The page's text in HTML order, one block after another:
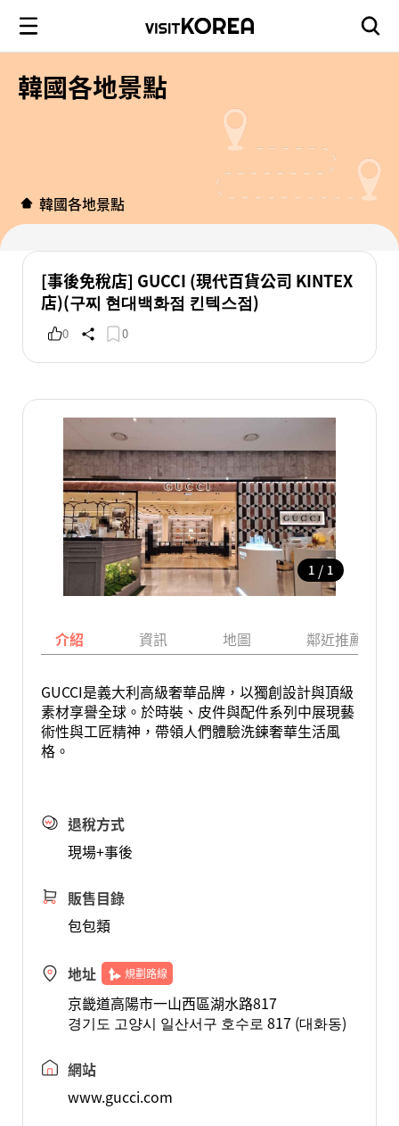
韓國各地景點
韓國各地景點
[事後免稅店] GUCCI (現代百貨公司 KINTEX
店)(구찌 현대백화점 킨텍스점)
0 0
1 / 1
介紹 資訊 地圖 鄰近推薦景點
GUCCI是義大利高級奢華品牌，以獨創設計與頂級
素材享譽全球。於時裝、皮件與配件系列中展現藝
術性與工匠精神，帶領人們體驗洗鍊奢華生活風
格。
退稅方式
現場+事後
販售目錄
包包類
地址 規劃路線
京畿道高陽市一山西區湖水路817
경기도 고양시 일산서구 호수로 817 (대화동)
網站
www.gucci.com